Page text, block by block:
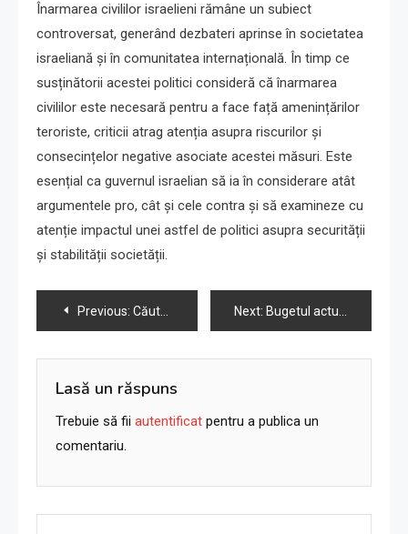
Înarmarea civililor israelieni rămâne un subiect
controversat, generând dezbateri aprinse în societatea
israeliană și în comunitatea internațională. În timp ce
susținătorii acestei politici consideră că înarmarea
civililor este necesară pentru a face față amenințărilor
teroriste, criticii atrag atenția asupra riscurilor și
consecințelor negative asociate acestei măsuri. Este
esențial ca guvernul israelian să ia în considerare atât
argumentele pro, cât și cele contra și să examineze cu
atenție impactul unei astfel de politici asupra securității
și stabilității societății.
Navigare
în
articole
Previous: Căutați un campion congresional pentru a lupta împotriva antisemitismului? Uitați de Stefanik Next: Bugetul actualizat al Israelului, aprobat în prima votare, în timp ce miniștrii critică cheltuielile nelegate de război
Lasă un răspuns
Trebuie să fii autentificat pentru a publica un
comentariu.